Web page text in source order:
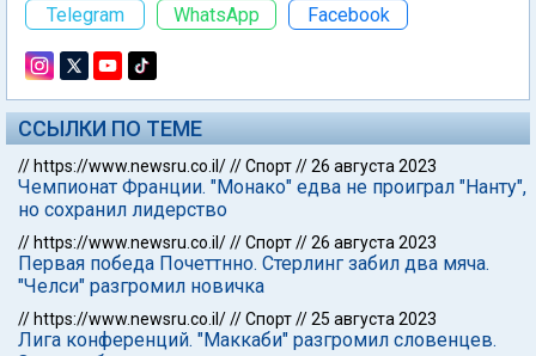
Telegram
WhatsApp Facebook
ССЫЛКИ ПО ТЕМЕ
// https://www.newsru.co.il///Спорт//26 августа 2023
Чемпионат Франции. "Монако" едва не проиграл "Нанту",
но сохранил лидерство
// https://www.newsru.co.il///Спорт//26 августа 2023
Первая победа Почеттнно. Стерлинг забил два мяча.
"Челси" разгромил новичка
// https://www.newsru.co.il///Спорт//25 августа 2023
Лига конференций. "Маккаби" разгромил словенцев.